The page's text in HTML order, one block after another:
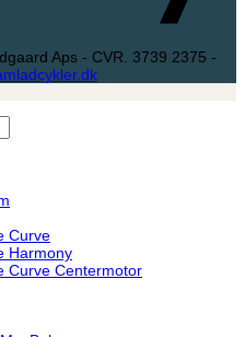
Aps - CVR. 3739 2375 -
Curve
Harmony
Curve Centermotor